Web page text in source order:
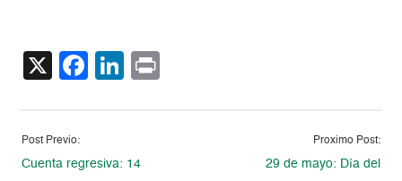
X Facebook
LinkedIn
Post Previo:
Cuenta regresiva: 14
Proximo Post:
29 de mayo: Día del